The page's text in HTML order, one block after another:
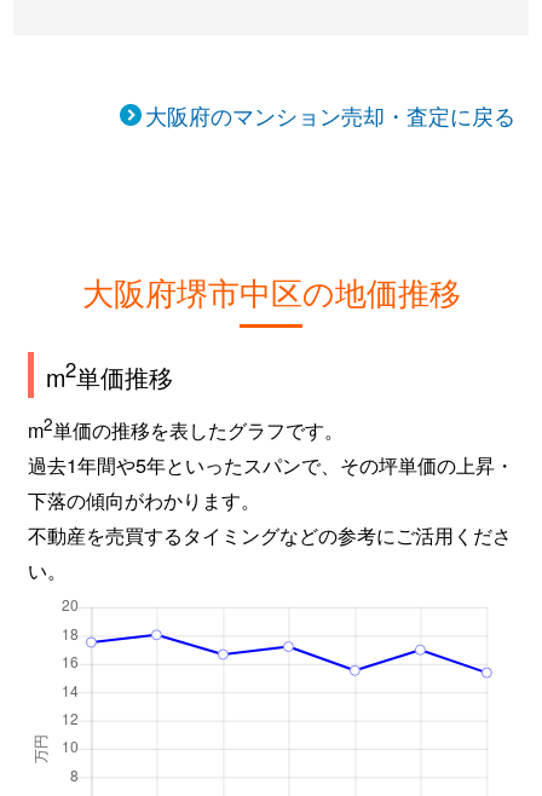
大阪府のマンション売却・査定に戻る
大阪府堺市中区の地価推移
m2単価推移
m2単価の推移を表したグラフです。
過去1年間や5年といったスパンで、その坪単価の上昇・
下落の傾向がわかります。
不動産を売買するタイミングなどの参考にご活用くださ
い。